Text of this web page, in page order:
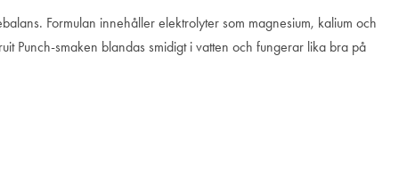
Formulan innehåller elektrolyter som magnesium, kalium och
Punch-smaken blandas smidigt i vatten och fungerar lika bra på